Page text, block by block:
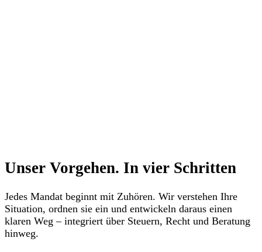
Unser Vorgehen. In vier Schritten
Jedes Mandat beginnt mit Zuhören. Wir verstehen Ihre
Situation, ordnen sie ein und entwickeln daraus einen
klaren Weg – integriert über Steuern, Recht und Beratung
hinweg.